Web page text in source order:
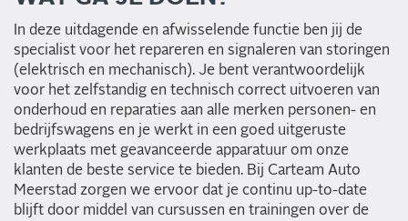
In deze uitdagende en afwisselende functie ben jij de
specialist voor het repareren en signaleren van storingen
(elektrisch en mechanisch). Je bent verantwoordelijk
voor het zelfstandig en technisch correct uitvoeren van
onderhoud en reparaties aan alle merken personen- en
bedrijfswagens en je werkt in een goed uitgeruste
werkplaats met geavanceerde apparatuur om onze
klanten de beste service te bieden. Bij Carteam Auto
Meerstad zorgen we ervoor dat je continu up-to-date
blijft door middel van cursussen en trainingen over de